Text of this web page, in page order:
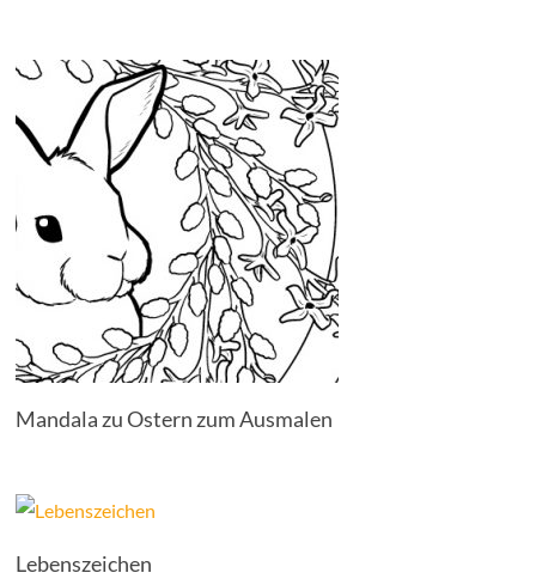
Mandala zu Ostern zum Ausmalen
Lebenszeichen